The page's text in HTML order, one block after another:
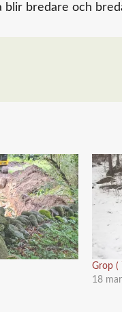
blir bredare och
Grop (
18